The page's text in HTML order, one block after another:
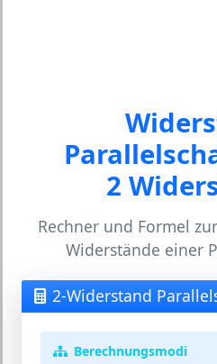
2
Rechner und Formel
Widerstände einer
2-Widerstand
Berechnungsmodi